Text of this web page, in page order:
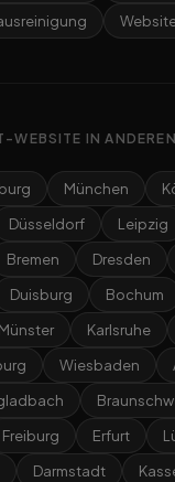
WEBSITE IN
München
Düsseldorf Leipzig
Bremen Dresden
Duisburg Bochum
Münster Karlsruhe
Wiesbaden
Freiburg Erfurt
Darmstadt